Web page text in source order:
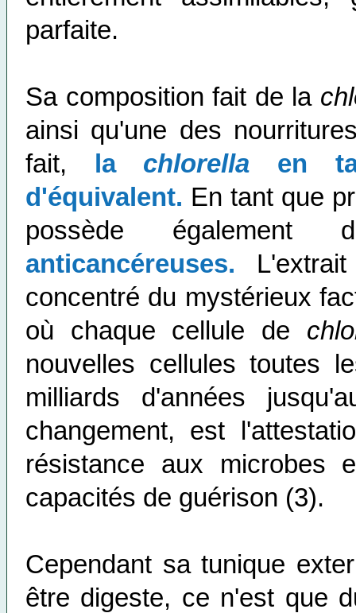
parfaite.
Sa composition fait de la
ainsi qu'une des
fait, la chlorella en
d'équivalent. En tant que
possède
anticancéreuses.
concentré du mystérieux
où chaque cellule de
nouvelles cellules toutes
milliards d'années
changement, est
résistance aux
capacités de guérison (3).
Cependant sa tunique
être digeste, ce n'est que